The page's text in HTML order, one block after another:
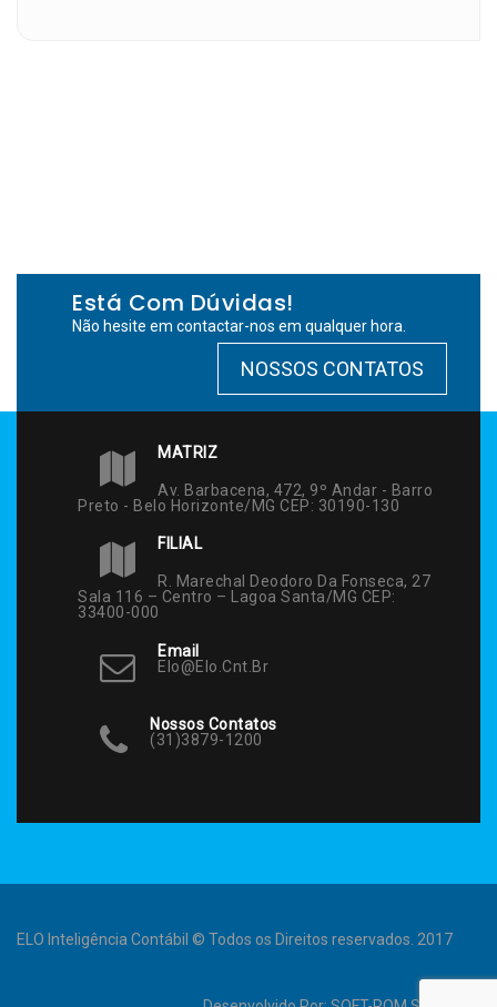
Está Com Dúvidas!
Não hesite em contactar-nos em qualquer hora.
NOSSOS CONTATOS
MATRIZ
Av. Barbacena, 472, 9º Andar - Barro
Preto - Belo Horizonte/MG CEP: 30190-130
FILIAL
R. Marechal Deodoro Da Fonseca, 27
Sala 116 – Centro – Lagoa Santa/MG CEP:
33400-000
Email
Elo@elo.cnt.br
Nossos Contatos
(31)3879-1200
ELO Inteligência Contábil © Todos os Direitos reservados. 2017